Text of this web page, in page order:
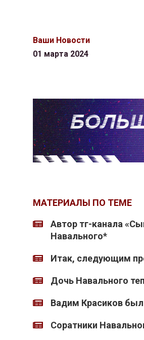
Ваши Новости
01 марта 2024
МАТЕРИАЛЫ ПО ТЕМЕ
Автор тг-канала
Навального*
Итак, следующим
Дочь Навального
Вадим Красиков
Соратники